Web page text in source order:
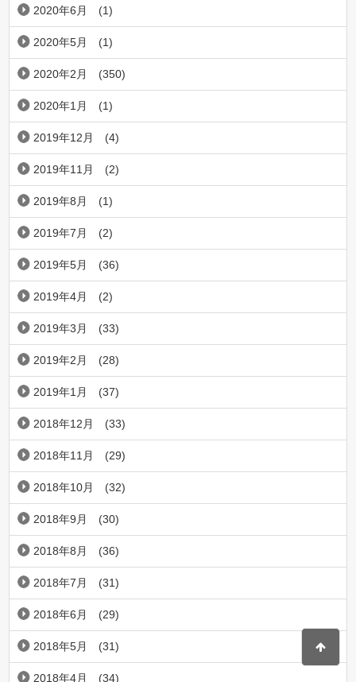
2020年6月 (1)
2020年5月 (1)
2020年2月 (350)
2020年1月 (1)
2019年12月 (4)
2019年11月 (2)
2019年8月 (1)
2019年7月 (2)
2019年5月 (36)
2019年4月 (2)
2019年3月 (33)
2019年2月 (28)
2019年1月 (37)
2018年12月 (33)
2018年11月 (29)
2018年10月 (32)
2018年9月 (30)
2018年8月 (36)
2018年7月 (31)
2018年6月 (29)
2018年5月 (31)
2018年4月 (34)